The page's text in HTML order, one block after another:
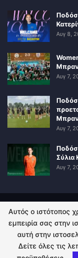
Αυγ 8,
Αυγ 7,
Αυγ 7,
Σύλια
Αυγ 7,
© 2026 -
Αυτός ο ιστότοπος
εμπειρία σας στην
αυτή στην
Δείτε όλες τις